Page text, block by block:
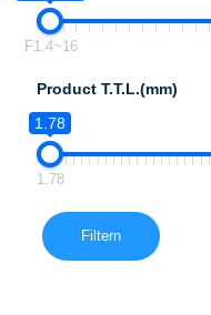
F1.4~16
Product T.T.L.(mm)
1.78
1.78
Filtern